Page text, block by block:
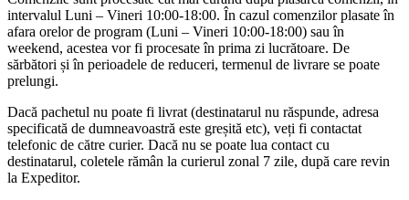
intervalul Luni – Vineri 10:00-18:00. În cazul comenzilor plasate în
afara orelor de program (Luni – Vineri 10:00-18:00) sau în
weekend, acestea vor fi procesate în prima zi lucrătoare. De
sărbători și în perioadele de reduceri, termenul de livrare se poate
prelungi.
Dacă pachetul nu poate fi livrat (destinatarul nu răspunde, adresa
specificată de dumneavoastră este greșită etc), veți fi contactat
telefonic de către curier. Dacă nu se poate lua contact cu
destinatarul, coletele rămân la curierul zonal 7 zile, după care revin
la Expeditor.